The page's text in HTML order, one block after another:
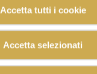
Accetta tutti i cookie
Accetta selezionati